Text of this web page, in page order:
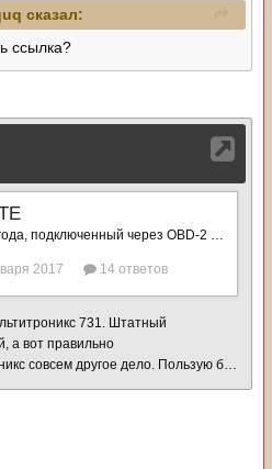
сказал:
ссылка?